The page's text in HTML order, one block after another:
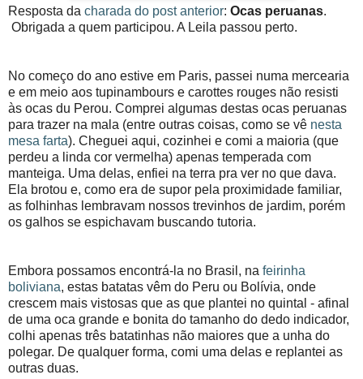
Resposta da charada do post anterior: Ocas peruanas.
Obrigada a quem participou. A Leila passou perto.
No começo do ano estive em Paris, passei numa mercearia
e em meio aos tupinambours e carottes rouges não resisti
às ocas du Perou. Comprei algumas destas ocas peruanas
para trazer na mala (entre outras coisas, como se vê nesta
mesa farta). Cheguei aqui, cozinhei e comi a maioria (que
perdeu a linda cor vermelha) apenas temperada com
manteiga. Uma delas, enfiei na terra pra ver no que dava.
Ela brotou e, como era de supor pela proximidade familiar,
as folhinhas lembravam nossos trevinhos de jardim, porém
os galhos se espichavam buscando tutoria.
Embora possamos encontrá-la no Brasil, na feirinha
boliviana, estas batatas vêm do Peru ou Bolívia, onde
crescem mais vistosas que as que plantei no quintal - afinal
de uma oca grande e bonita do tamanho do dedo indicador,
colhi apenas três batatinhas não maiores que a unha do
polegar. De qualquer forma, comi uma delas e replantei as
outras duas.